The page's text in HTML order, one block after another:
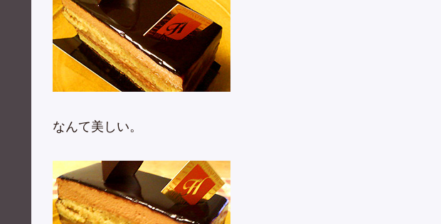
なんて美しい。